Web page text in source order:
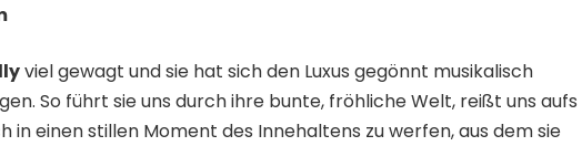
viel gewagt und sie hat sich den Luxus gegönnt musikalisch
So führt sie uns durch ihre bunte, fröhliche Welt, reißt uns aufs
in einen stillen Moment des Innehaltens zu werfen, aus dem sie